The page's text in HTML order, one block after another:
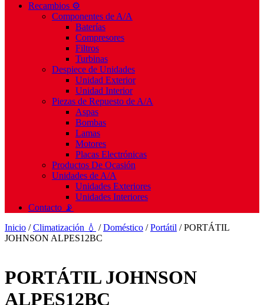
Recambios ⚙️
Componentes de A/A
Baterías
Compresores
Filtros
Turbinas
Despiece de Unidades
Unidad Exterior
Unidad Interior
Piezas de Repuesto de A/A
Aspas
Bombas
Lamas
Motores
Placas Electrónicas
Productos De Ocasión
Unidades de A/A
Unidades Exteriores
Unidades Interiores
Contacto 📡
Inicio /Climatización 💧 /Doméstico /Portátil / PORTÁTIL
JOHNSON ALPES12BC
PORTÁTIL JOHNSON
ALPES12BC